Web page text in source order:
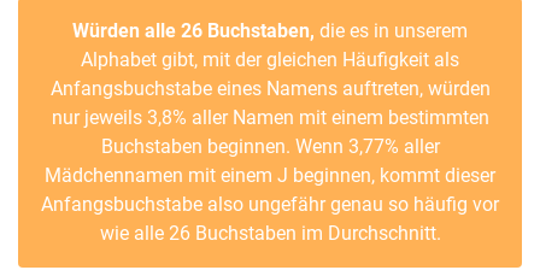
Würden alle 26 Buchstaben, die es in unserem
Alphabet gibt, mit der gleichen Häufigkeit als
Anfangsbuchstabe eines Namens auftreten, würden
nur jeweils 3,8% aller Namen mit einem bestimmten
Buchstaben beginnen. Wenn 3,77% aller
Mädchennamen mit einem J beginnen, kommt dieser
Anfangsbuchstabe also ungefähr genau so häufig vor
wie alle 26 Buchstaben im Durchschnitt.